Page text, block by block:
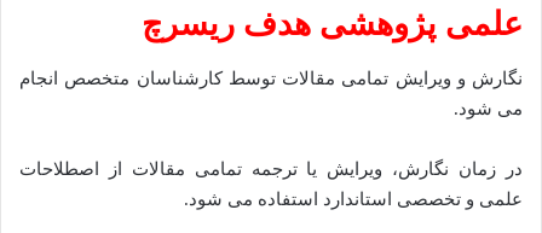
علمی پژوهشی هدف ریسرچ
نگارش و ویرایش تمامی مقالات توسط کارشناسان متخصص انجام
می شود.
در زمان نگارش، ویرایش یا ترجمه تمامی مقالات از اصطلاحات
علمی و تخصصی استاندارد استفاده می شود.